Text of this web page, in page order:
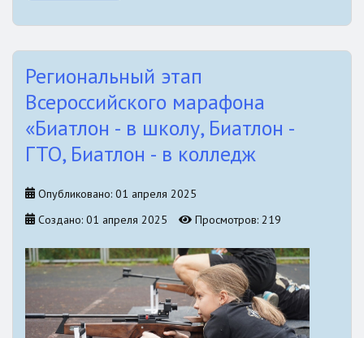
Региональный этап
Всероссийского марафона
«Биатлон - в школу, Биатлон -
ГТО, Биатлон - в колледж
Опубликовано: 01 апреля 2025
Создано: 01 апреля 2025
Просмотров: 219